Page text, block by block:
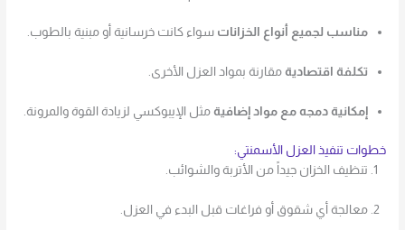
مناسب لجميع أنواع الخزانات سواء كانت خرسانية أو مبنية بالطوب.
تكلفة اقتصادية مقارنة بمواد العزل الأخرى.
إمكانية دمجه مع مواد إضافية مثل الإيبوكسي لزيادة القوة والمرونة.
خطوات تنفيذ العزل الأسمنتي:
تنظيف الخزان جيداً من الأتربة والشوائب.
معالجة أي شقوق أو فراغات قبل البدء في العزل.